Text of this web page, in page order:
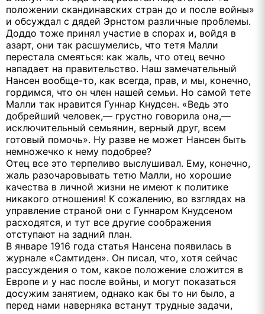
положении скандинавских стран до и после войны»
и обсуждал с дядей Эрнстом различные проблемы.
Доддо тоже принял участие в спорах и, войдя в
азарт, они так расшумелись, что тетя Малли
перестала смеяться: как жаль, что отец вечно
нападает на правительство. Наш замечательный
Нансен вообще-то, как всегда, прав, и мы, конечно,
гордимся, что он член нашей семьи. Но самой тете
Малли так нравится Гуннар Кнудсен. «Ведь это
добрейший человек,— грустно говорила она,—
исключительный семьянин, верный друг, всем
готовый помочь». Ну разве не может Нансен быть
немножечко к нему подобрее?
Отец все это терпеливо выслушивал. Ему, конечно,
жаль разочаровывать тетю Малли, но хорошие
качества в личной жизни не имеют к политике
никакого отношения! К сожалению, во взглядах на
управление страной они с Гуннаром Кнудсеном
расходятся, и тут все другие соображения
отступают на задний план.
В январе 1916 года статья Нансена появилась в
журнале «Самтиден». Он писал, что, хотя сейчас
рассуждения о том, какое положение сложится в
Европе и у нас после войны, и могут показаться
досужим занятием, однако как бы то ни было, а
перед нами наверняка встанут трудные задачи,